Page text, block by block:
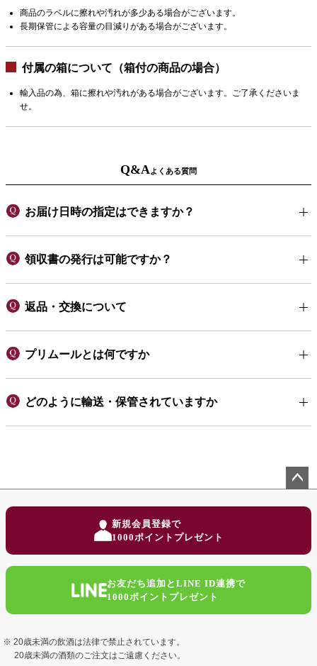
商品のラベルに擦れや汚れが多少ある場合がございます。
長期保管による容量の目減りがある場合がございます。
付属の箱について（箱付の商品の場合）
輸入品の為、箱に擦れや汚れがある場合がございます。ご了承くださいま
せ。
Q&Aよくある質問
お届け日時の指定はできますか？
領収書の発行は可能ですか？
返品・交換について
プリムールとは何ですか
どのように輸送・保管されていますか
新規会員登録で
1000ポイントプレゼント
お友だち追加とLINE ID連携で
1000ポイントプレゼント
20歳未満の飲酒は法律で禁止されています。
20歳未満の酒類のご注文はご遠慮ください。